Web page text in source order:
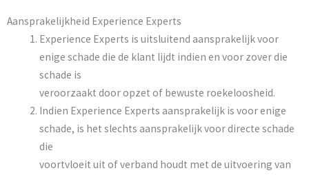
Aansprakelijkheid Experience Experts
Experience Experts is uitsluitend aansprakelijk voor
enige schade die de klant lijdt indien en voor zover die
schade is
veroorzaakt door opzet of bewuste roekeloosheid.
Indien Experience Experts aansprakelijk is voor enige
schade, is het slechts aansprakelijk voor directe schade
die
voortvloeit uit of verband houdt met de uitvoering van